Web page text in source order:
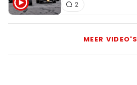
2
MEER VIDEO'S